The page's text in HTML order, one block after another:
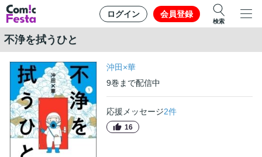
ログイン 会員登録
検索
不浄を拭うひと
沖田×華
9巻 まで配信中
応援メッセージ2件
16